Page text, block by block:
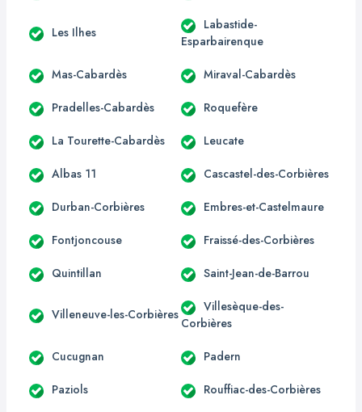
Les Ilhes
Labastide-
Esparbairenque
Mas-Cabardès Miraval-Cabardès
Pradelles-Cabardès Roquefère
La Tourette-Cabardès Leucate
Albas 11 Cascastel-des-Corbières
Durban-Corbières Embres-et-Castelmaure
Fontjoncouse Fraissé-des-Corbières
Quintillan Saint-Jean-de-Barrou
Villeneuve-les-Corbières
Villesèque-des-
Corbières
Cucugnan Padern
Paziols Rouffiac-des-Corbières